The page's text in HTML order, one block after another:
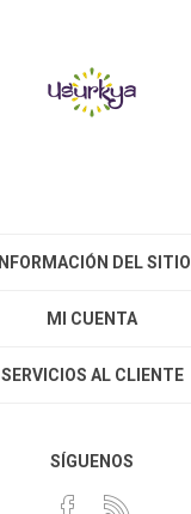
INFORMACIÓN DEL SITIO
MI CUENTA
SERVICIOS AL CLIENTE
SÍGUENOS